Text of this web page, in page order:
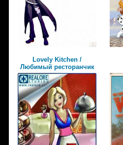
Lovely Kitchen /
Любимый ресторанчик